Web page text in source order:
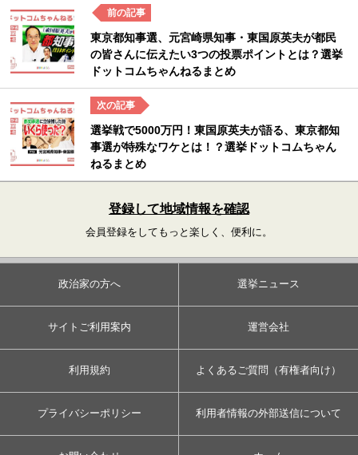
東京都知事選、元宮崎県知事・東国原英夫が都民
の皆さんに伝えたい3つの投票ポイントとは？選挙
ドットコムちゃんねるまとめ
選挙戦で5000万円！東国原英夫が語る、東京都知
事選が特殊なワケとは！？選挙ドットコムちゃん
ねるまとめ
登録して地域情報を確認
会員登録をしてもっと楽しく、便利に。
政治家の方へ 選挙ニュース
サイトご利用案内 運営会社
利用規約 よくあるご質問（有権者向け）
プライバシーポリシー 利用者情報の外部送信について